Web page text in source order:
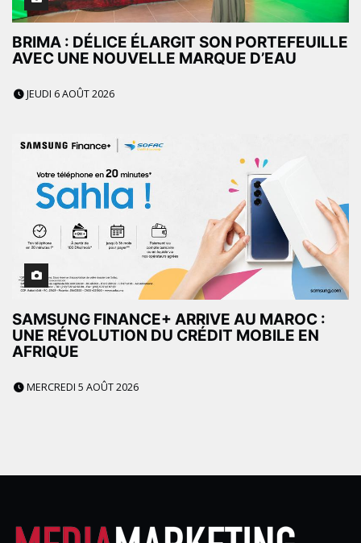
BRIMA : DÉLICE ÉLARGIT SON PORTEFEUILLE
AVEC UNE NOUVELLE MARQUE D’EAU
JEUDI 6 AOÛT 2026
SAMSUNG FINANCE+ ARRIVE AU MAROC :
UNE RÉVOLUTION DU CRÉDIT MOBILE EN
AFRIQUE
MERCREDI 5 AOÛT 2026